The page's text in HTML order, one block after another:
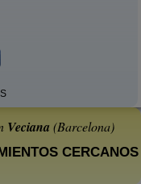
Veciana (Barcelona)
CERCANOS